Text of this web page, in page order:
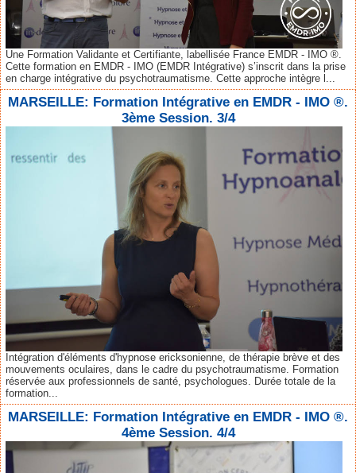
Une Formation Validante et Certifiante, labellisée France EMDR - IMO ®.
Cette formation en EMDR - IMO (EMDR Intégrative) s’inscrit dans la prise
en charge intégrative du psychotraumatisme. Cette approche intègre l...
MARSEILLE: Formation Intégrative en EMDR - IMO ®.
3ème Session. 3/4
Intégration d'éléments d'hypnose ericksonienne, de thérapie brève et des
mouvements oculaires, dans le cadre du psychotraumatisme. Formation
réservée aux professionnels de santé, psychologues. Durée totale de la
formation...
MARSEILLE: Formation Intégrative en EMDR - IMO ®.
4ème Session. 4/4